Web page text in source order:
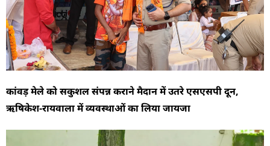
कांवड़ मेले को सकुशल संपन्न कराने मैदान में उतरे एसएसपी दून,
ऋषिकेश-रायवाला में व्यवस्थाओं का लिया जायजा